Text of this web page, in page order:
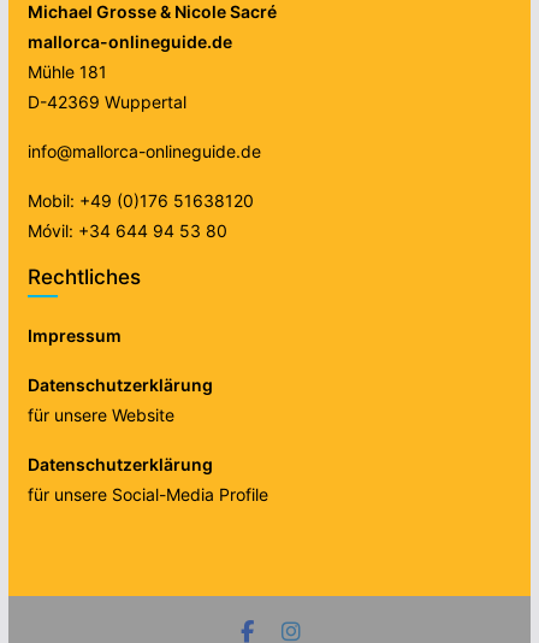
Michael Grosse & Nicole Sacré
mallorca-onlineguide.de
Mühle 181
D-42369 Wuppertal
info@mallorca-onlineguide.de
Mobil: +49 (0)176 51638120
Móvil: +34 644 94 53 80
Rechtliches
Impressum
Datenschutzerklärung
für unsere Website
Datenschutzerklärung
für unsere Social-Media Profile